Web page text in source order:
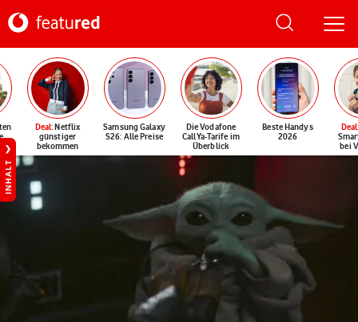
Deal: Netflix
günstiger
bekommen
Samsung Galaxy
S26: Alle Preise
Die Vodafone
CallYa-Tarife im
Überblick
Beste Handys
2026
Deal
bei
INHALT